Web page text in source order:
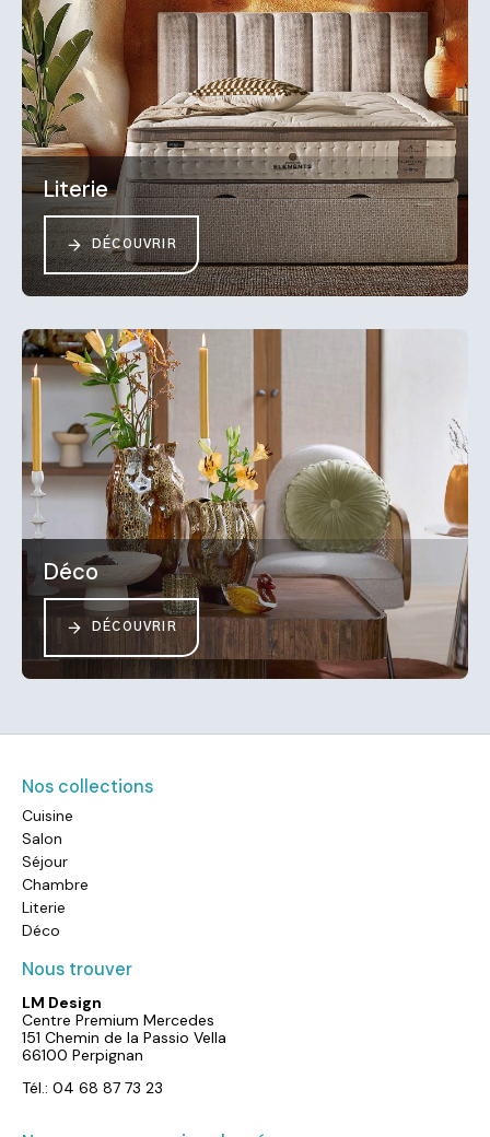
Literie
DÉCOUVRIR
Déco
DÉCOUVRIR
Nos collections
Cuisine
Salon
Séjour
Chambre
Literie
Déco
Nous trouver
LM Design
Centre Premium Mercedes
151 Chemin de la Passio Vella
66100 Perpignan
Tél.: 04 68 87 73 23